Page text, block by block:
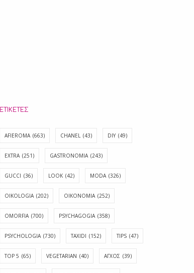
ΕΤΙΚΈΤΕΣ
AFIEROMA (663) CHANEL (43) DIY (49)
EXTRA (251) GASTRONOMIA (243)
GUCCI (36) LOOK (42) MODA (326)
OIKOLOGIA (202) OIKONOMIA (252)
OMORFIA (700) PSYCHAGOGIA (358)
PSYCHOLOGIA (730) TAXIDI (152) TIPS (47)
TOP 5 (65) VEGETARIAN (40) ΑΓΧΟΣ (39)